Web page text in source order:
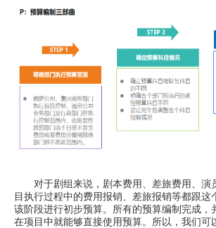
对于剧组来说，剧本费用、差旅费用、演
目执行过程中的费用报销、差旅报销等都跟这
该阶段进行初步预算。所有的预算编制完成，
在项目中就能够直接使用预算。所以，我们可